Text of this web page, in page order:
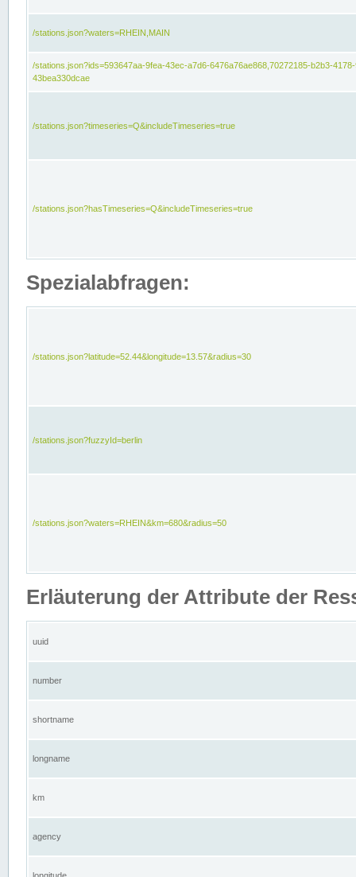
/stations.json?waters=RHEIN,MAIN
/stations.json?ids=593647aa-9fea-43ec-a7d6-6476a76ae868,70272185-b2b3-
43bea330dcae
/stations.json?timeseries=Q&includeTimeseries=true
/stations.json?hasTimeseries=Q&includeTimeseries=true
Spezialabfragen:
/stations.json?latitude=52.44&longitude=13.57&radius=30
/stations.json?fuzzyId=berlin
/stations.json?waters=RHEIN&km=680&radius=50
Erläuterung der Attribute der
uuid
number
shortname
longname
km
agency